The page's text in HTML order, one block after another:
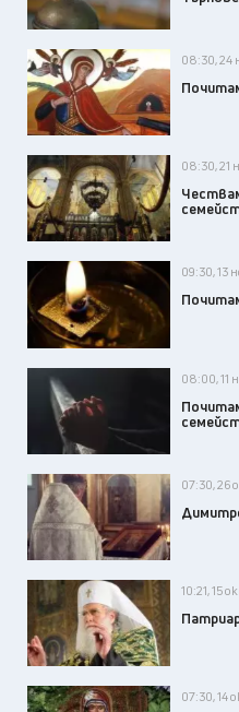
08:30, 24
08:30, 21
09:30, 13
08:00, 11
07:30, 26
10:21, 15
07:30, 14